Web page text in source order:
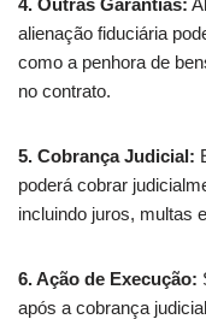
4. Outras Garantias:
alienação fiduciária
como a penhora de
no contrato.
5. Cobrança Judicial:
poderá cobrar
incluindo juros, multas
6. Ação de Execução:
após a cobrança